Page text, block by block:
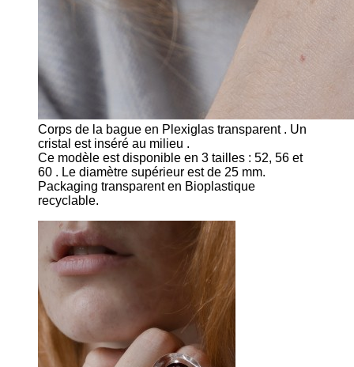
Corps de la bague en Plexiglas transparent . Un
cristal est inséré au milieu .
Ce modèle est disponible en 3 tailles : 52, 56 et
60 . Le diamètre supérieur est de 25 mm.
Packaging transparent en Bioplastique
recyclable.